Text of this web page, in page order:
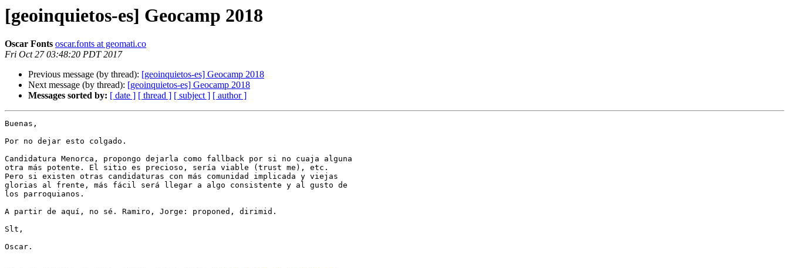
[geoinquietos-es] Geocamp 2018
Oscar Fonts oscar.fonts at geomati.co
Fri Oct 27 03:48:20 PDT 2017
Previous message (by thread): [geoinquietos-es] Geocamp 2018
Next message (by thread): [geoinquietos-es] Geocamp 2018
Messages sorted by: [ date ] [ thread ] [ subject ] [ author ]
Buenas,
Por no dejar esto colgado.
Candidatura Menorca, propongo dejarla como fallback por si no cuaja alguna
otra más potente. El sitio es precioso, sería viable (trust me), etc.
Pero si existen otras candidaturas con más comunidad implicada y viejas
glorias al frente, más fácil será llegar a algo consistente y al gusto de
los parroquianos.
A partir de aquí, no sé. Ramiro, Jorge: proponed, dirimid.
Slt,
Oscar.